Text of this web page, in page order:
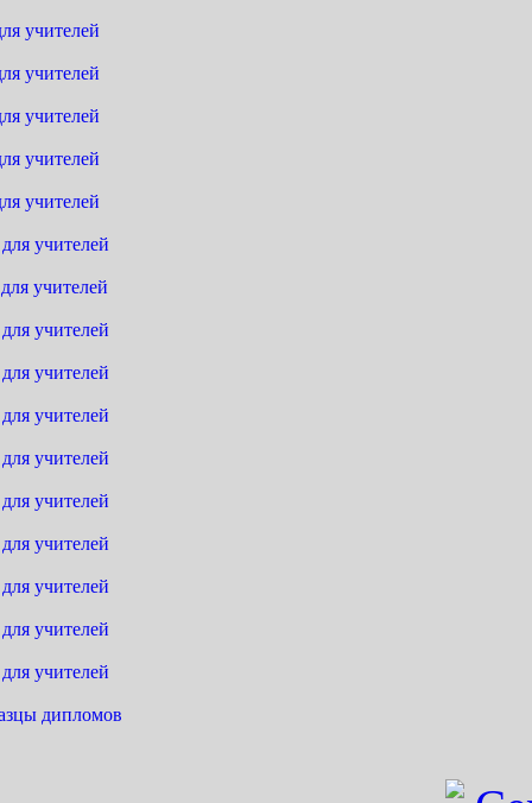
учителей
учителей
учителей
учителей
учителей
учителей
учителей
учителей
учителей
учителей
учителей
учителей
учителей
учителей
учителей
учителей
дипломов